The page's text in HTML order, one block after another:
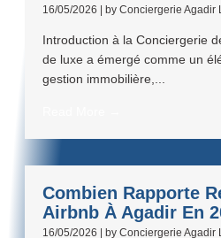
16/05/2026 | by Conciergerie Agadir
Introduction à la Conciergerie
de luxe a émergé comme un
gestion immobilière,...
Combien Rapporte
Airbnb À Agadir En
16/05/2026 | by Conciergerie Agadir